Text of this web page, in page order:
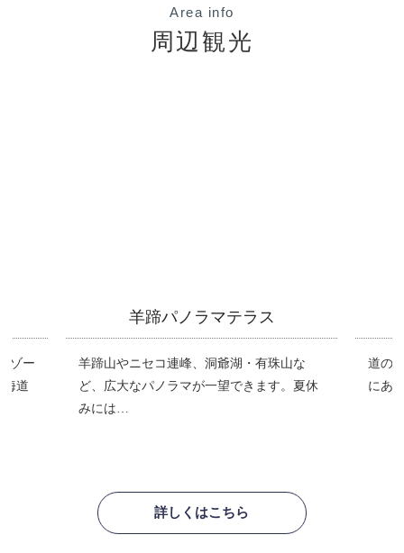
Area info
周辺観光
ゾー
海道
羊蹄パノラマテラス
羊蹄山やニセコ連峰、洞爺湖・有珠山な
ど、広大なパノラマが一望できます。夏休
みには…
道の
にあ
詳しくはこちら